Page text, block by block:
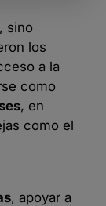
sino
los
a la
como
, en
como el
, apoyar a